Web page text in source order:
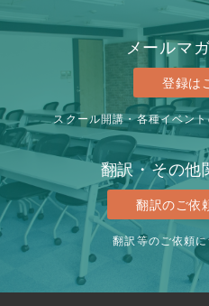
メールマ
登録は
スクール開講・各種イベン
翻訳・その他
翻訳のご依
翻訳等のご依頼